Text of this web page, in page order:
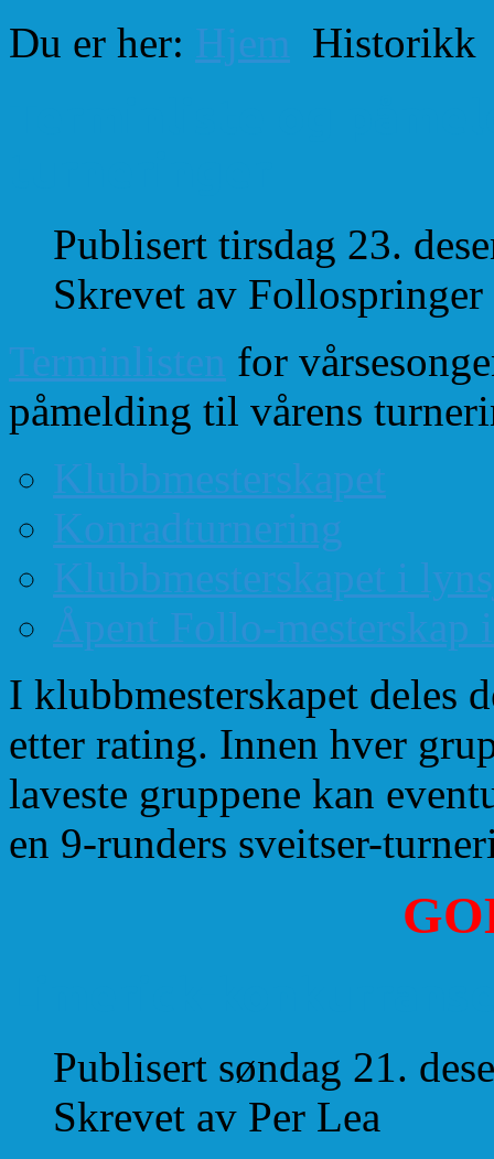
Du er her: Hjem Historikk
Publisert tirsdag 23.
Skrevet av Follospringer
Terminlisten for
påmelding til vårens
Klubbmesterskapet
Konradturnering
Klubbmesterskapet i
Åpent Follo-mesterskap
I klubbmesterskapet deles
etter rating. Innen hver
laveste gruppene kan
en 9-runders sveitser-
Publisert søndag 21.
Skrevet av Per Lea